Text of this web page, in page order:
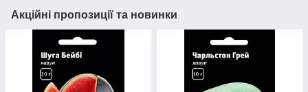
Акційні пропозиції та новинки